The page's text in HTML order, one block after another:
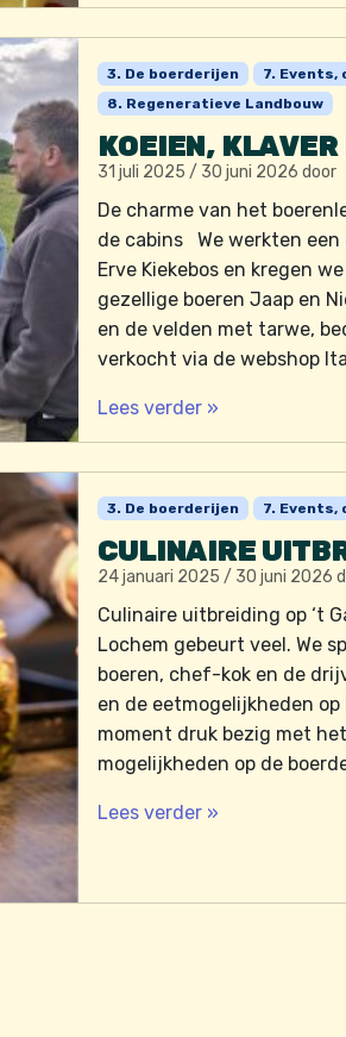
3. De boerderijen
7. Events,
8. Regeneratieve Landbouw
KOEIEN,
31 juli 2025 / 30 juni 2026 door
De charme van het
de cabins We werkten
Erve Kiekebos en kregen
gezellige boeren Jaap en
en de velden met tarwe,
verkocht via de webshop
Lees verder »
3. De boerderijen 7. Events,
CULINAIRE
24 januari 2025 / 30 juni 2026
Culinaire uitbreiding op ‘t
Lochem gebeurt veel. We
boeren, chef-kok en de
en de eetmogelijkheden
moment druk bezig met
mogelijkheden op de
Lees verder »